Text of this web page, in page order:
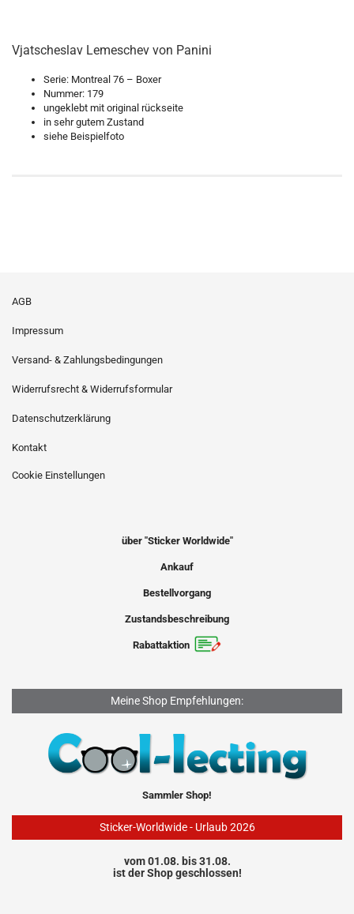
Vjatscheslav Lemeschev von Panini
Serie: Montreal 76 – Boxer
Nummer: 179
ungeklebt mit original rückseite
in sehr gutem Zustand
siehe Beispielfoto
AGB
Impressum
Versand- & Zahlungsbedingungen
Widerrufsrecht & Widerrufsformular
Datenschutzerklärung
Kontakt
Cookie Einstellungen
über "Sticker Worldwide"
Ankauf
Bestellvorgang
Zustandsbeschreibung
Rabattaktion
Meine Shop Empfehlungen:
Sammler Shop!
Sticker-Worldwide - Urlaub 2026
vom 01.08. bis 31.08.
ist der Shop geschlossen!